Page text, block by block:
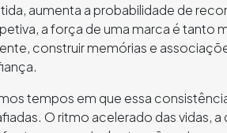
aumenta a probabilidade de
a força de uma marca é tanto
construir memórias e
tempos em que essa
O ritmo acelerado das vidas,